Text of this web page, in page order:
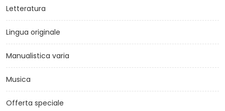
Letteratura
Lingua originale
Manualistica varia
Musica
Offerta speciale